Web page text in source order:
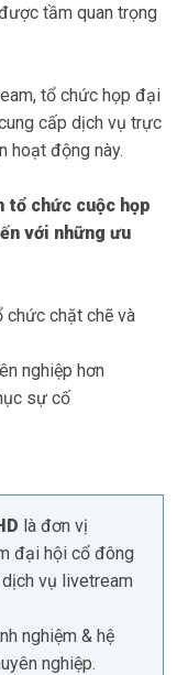
tầm quan trọng
tổ chức họp đại
cấp dịch vụ trực
hoạt động này.
tổ chức cuộc họp
với những ưu
chặt chẽ và
nghiệp hơn
sự cố
là đơn vị
đại hội cổ đông
vụ livetream
nghiệm & hệ
nghiệp.